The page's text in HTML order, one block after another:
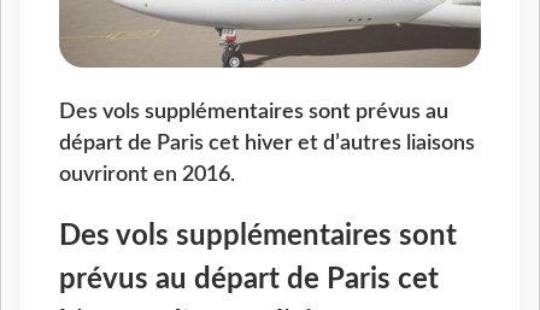
Des vols supplémentaires sont prévus au
départ de Paris cet hiver et d’autres liaisons
ouvriront en 2016.
Des vols supplémentaires sont
prévus au départ de Paris cet